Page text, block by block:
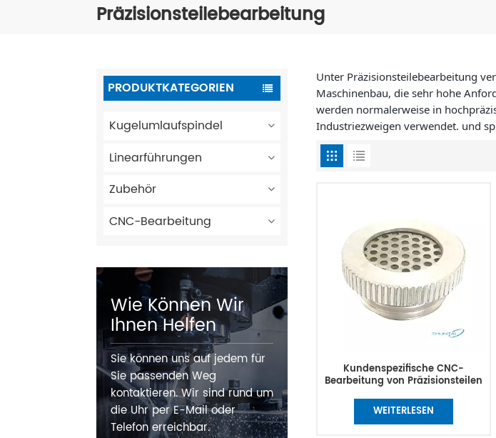
Präzisionsteilebearbeitung
PRODUKTKATEGORIEN
Kugelumlaufspindel
Linearführungen
Zubehör
CNC-Bearbeitung
Wie Können Wir
Ihnen Helfen
Sie können uns auf jedem für
Sie passenden Weg
kontaktieren. Wir sind rund um
die Uhr per E-Mail oder
Telefon erreichbar.
Unter Präzisionsteilebearbeitung
Maschinenbau, die sehr hohe
werden normalerweise in
Industriezweigen verwendet. und
Kundenspezifische CNC-
Bearbeitung von Präzisionsteilen
Bearbeitungszentrum
Mikrobearbeitung mechanischer
WEITERLESEN